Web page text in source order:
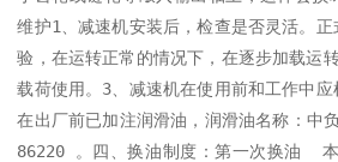
维护1、减速机安装后，检查是否灵活。
验，在运转正常的情况下，在逐步加载运
载荷使用。3、减速机在使用前和工作中
在出厂前已加注润滑油，润滑油名称：中
86220 。四、换油制度：第一次换油